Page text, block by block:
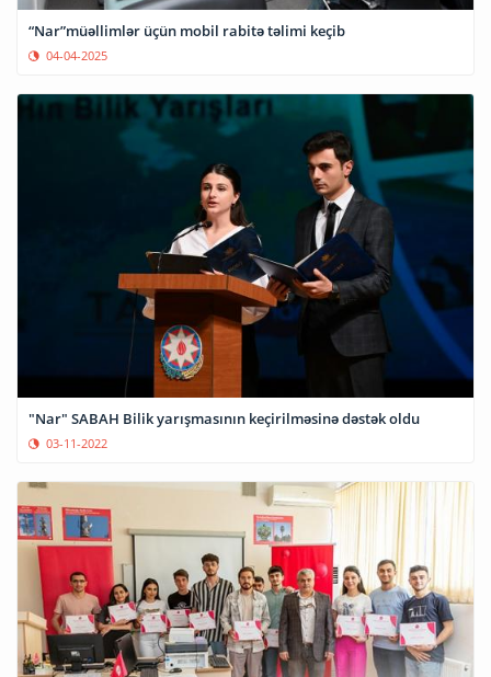
“Nar”müəllimlər üçün mobil rabitə təlimi keçib
04-04-2025
"Nar" SABAH Bilik yarışmasının keçirilməsinə dəstək oldu
03-11-2022